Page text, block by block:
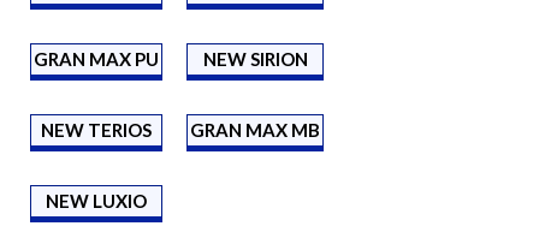
GRAN MAX PU NEW SIRION
NEW TERIOS GRAN MAX MB
NEW LUXIO